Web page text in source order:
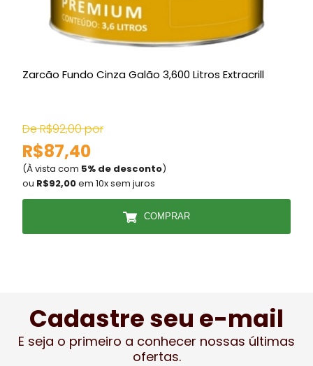
Zarcão Fundo Cinza Galão 3,600 Litros Extracrill
De R$92,00 por
R$87,40
(À vista com 5% de desconto)
ou R$92,00em 10x sem juros
COMPRAR
Cadastre seu e-mail
E seja o primeiro a conhecer nossas últimas
ofertas.